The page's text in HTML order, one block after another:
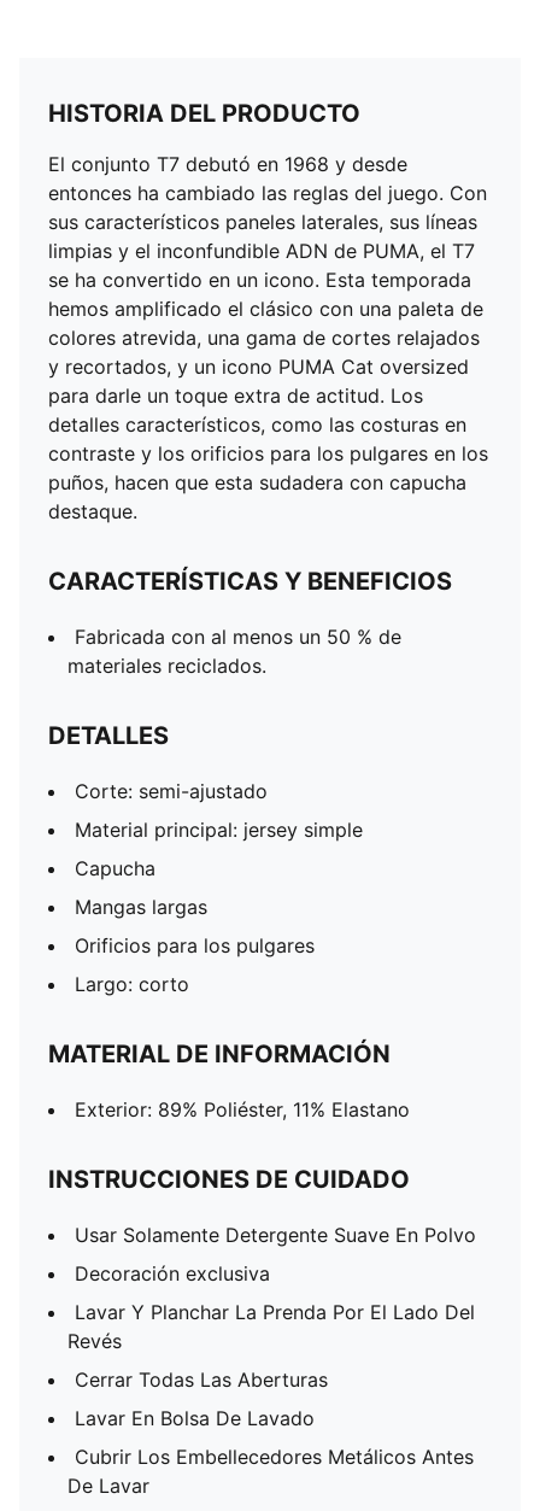
HISTORIA DEL PRODUCTO
El conjunto T7 debutó en 1968 y desde
entonces ha cambiado las reglas del juego. Con
sus característicos paneles laterales, sus líneas
limpias y el inconfundible ADN de PUMA, el T7
se ha convertido en un icono. Esta temporada
hemos amplificado el clásico con una paleta de
colores atrevida, una gama de cortes relajados
y recortados, y un icono PUMA Cat oversized
para darle un toque extra de actitud. Los
detalles característicos, como las costuras en
contraste y los orificios para los pulgares en los
puños, hacen que esta sudadera con capucha
destaque.
CARACTERÍSTICAS Y BENEFICIOS
Fabricada con al menos un 50 % de
materiales reciclados.
DETALLES
Corte: semi-ajustado
Material principal: jersey simple
Capucha
Mangas largas
Orificios para los pulgares
Largo: corto
MATERIAL DE INFORMACIÓN
Exterior: 89% Poliéster, 11% Elastano
INSTRUCCIONES DE CUIDADO
Usar Solamente Detergente Suave En Polvo
Decoración exclusiva
Lavar Y Planchar La Prenda Por El Lado Del
Revés
Cerrar Todas Las Aberturas
Lavar En Bolsa De Lavado
Cubrir Los Embellecedores Metálicos Antes
De Lavar